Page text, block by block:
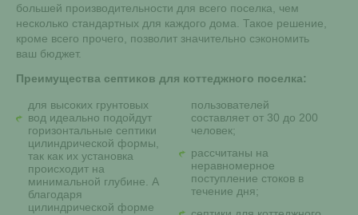
большей производительности для всего поселка, чем
несколько стандартных для каждого дома. Такое решение,
кроме всего прочего, позволит значительно сэкономить
ваш бюджет.
Преимущества септиков для коттеджного поселка:
для высоких грунтовых
вод идеально подойдут
горизонтальные септики
цилиндрической формы,
так как их установка
происходит на
минимальной глубине. А
благодаря
цилиндрической форме
пользователей
составляет от 30 до 200
человек;
рассчитаны на
неравномерное
поступление стоков в
течение дня;